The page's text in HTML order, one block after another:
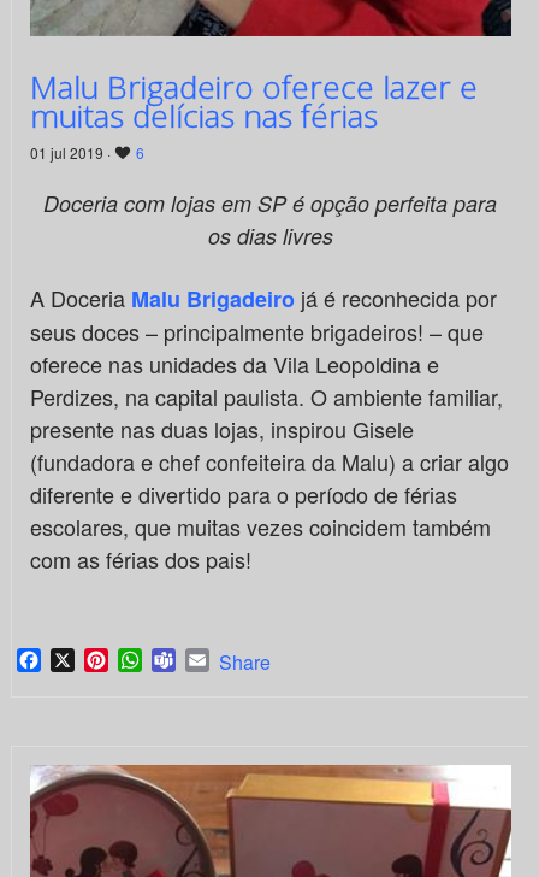
Malu Brigadeiro oferece lazer e
muitas delícias nas férias
01 jul 2019 · 6
Doceria com lojas em SP é opção perfeita para
os dias livres
A Doceria Malu Brigadeirojá é reconhecida por
seus doces – principalmente brigadeiros! – que
oferece nas unidades da Vila Leopoldina e
Perdizes, na capital paulista. O ambiente familiar,
presente nas duas lojas, inspirou Gisele
(fundadora e chef confeiteira da Malu) a criar algo
diferente e divertido para o período de férias
escolares, que muitas vezes coincidem também
com as férias dos pais!
Facebook
X PinterestWhatsApp
TeamsEmail
Share